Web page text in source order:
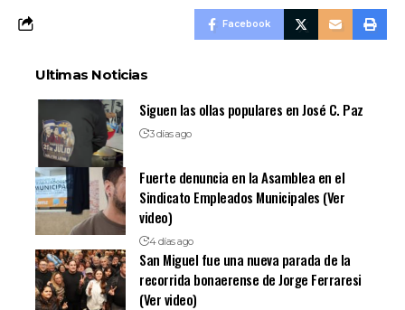
Facebook
Ultimas Noticias
Siguen las ollas populares en José C. Paz
3 días ago
Fuerte denuncia en la Asamblea en el
Sindicato Empleados Municipales (Ver
video)
4 días ago
San Miguel fue una nueva parada de la
recorrida bonaerense de Jorge Ferraresi
(Ver video)